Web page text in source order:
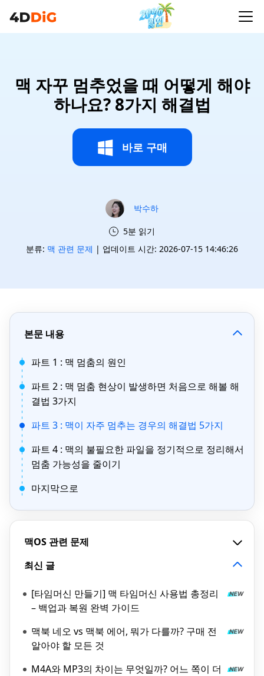
맥 자꾸 멈추었을 때 어떻게 해야
하나요? 8가지 해결법
바로 구매
박수하
5분 읽기
분류: 맥 관련 문제 | 업데이트 시간: 2026-07-15 14:46:26
본문 내용
파트 1 : 맥 멈춤의 원인
파트 2 : 맥 멈춤 현상이 발생하면 처음으로 해볼 해
결법 3가지
파트 3 : 맥이 자주 멈추는 경우의 해결법 5가지
파트 4 : 맥의 불필요한 파일을 정기적으로 정리해서
멈춤 가능성을 줄이기
마지막으로
맥OS 관련 문제
최신 글
[타임머신 만들기] 맥 타임머신 사용법 총정리
– 백업과 복원 완벽 가이드
맥북 네오 vs 맥북 에어, 뭐가 다를까? 구매 전
알아야 할 모든 것
M4A와 MP3의 차이는 무엇일까? 어느 쪽이 더